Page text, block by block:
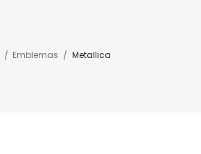
Emblemas Metallica